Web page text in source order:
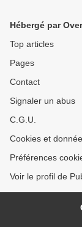
Hébergé par
Top articles
Pages
Contact
Signaler un abus
C.G.U.
Cookies et
Préférences
Voir le profil de